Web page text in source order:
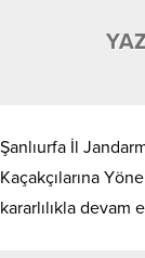
Şanlıurfa İl
Kaçakçılarına
kararlılıkla devam